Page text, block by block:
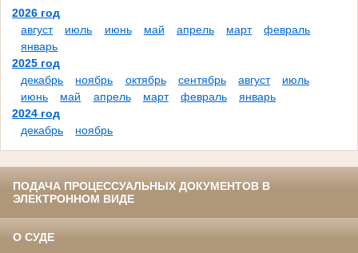
2026 год
август
июль июнь май апрель март
февраль
январь
2025 год
декабрь
ноябрь октябрь сентябрь август
июль
июнь
май апрель март февраль
январь
2024 год
декабрь
ноябрь
ПОДАЧА ПРОЦЕССУАЛЬНЫХ ДОКУМЕНТОВ В
ЭЛЕКТРОННОМ ВИДЕ
О СУДЕ